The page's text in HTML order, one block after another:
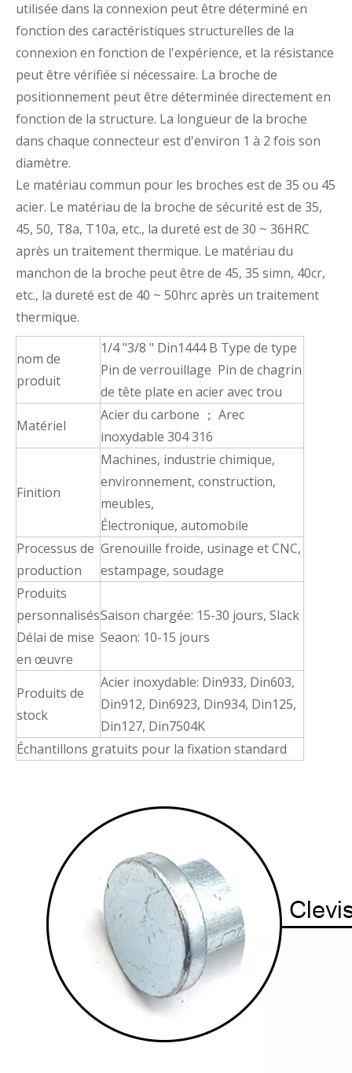
utilisée dans la connexion peut être déterminé en
fonction des caractéristiques structurelles de la
connexion en fonction de l'expérience, et la résistance
peut être vérifiée si nécessaire. La broche de
positionnement peut être déterminée directement en
fonction de la structure. La longueur de la broche
dans chaque connecteur est d'environ 1 à 2 fois son
diamètre.
Le matériau commun pour les broches est de 35 ou 45
acier. Le matériau de la broche de sécurité est de 35,
45, 50, T8a, T10a, etc., la dureté est de 30 ~ 36HRC
après un traitement thermique. Le matériau du
manchon de la broche peut être de 45, 35 simn, 40cr,
etc., la dureté est de 40 ~ 50hrc après un traitement
thermique.
nom de
produit
1/4 "3/8 " Din1444 B Type de type
Pin de verrouillage Pin de chagrin
de tête plate en acier avec trou
Matériel
Acier du carbone ； Arec
inoxydable 304 316
Finition
Machines, industrie chimique,
environnement, construction,
meubles,
Électronique, automobile
Processus de
production
Grenouille froide, usinage et CNC,
estampage, soudage
Produits
personnalisés
Délai de mise
en œuvre
Saison chargée: 15-30 jours, Slack
Seaon: 10-15 jours
Produits de
stock
Acier inoxydable: Din933, Din603,
Din912, Din6923, Din934, Din125,
Din127, Din7504K
Échantillons gratuits pour la fixation standard